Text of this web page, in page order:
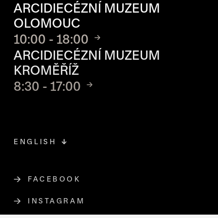
ARCIDIECÉZNÍ MUZEUM
OLOMOUC
10:00 - 18:00
ARCIDIECÉZNÍ MUZEUM
KROMĚŘÍŽ
8:30 - 17:00
FACEBOOKODKAZ SE OTEVŘE NA NOVÉ
INSTAGRAMODKAZ SE OTEVŘE NA NOVÉ
ENGLISH